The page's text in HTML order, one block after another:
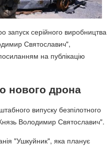
запуск серійного виробництва
Святославич",
на публікацію
нового дрона
випуску безпілотного
Володимир Святославич".
"Ушкуйник", яка планує